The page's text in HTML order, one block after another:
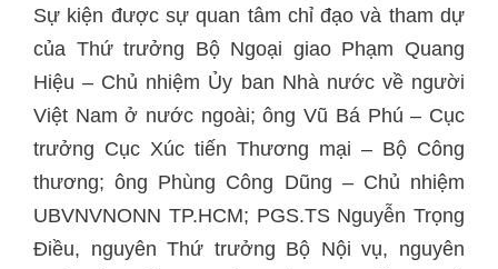
Sự kiện được sự quan tâm chỉ đạo và tham dự
của Thứ trưởng Bộ Ngoại giao Phạm Quang
Hiệu – Chủ nhiệm Ủy ban Nhà nước về người
Việt Nam ở nước ngoài; ông Vũ Bá Phú – Cục
trưởng Cục Xúc tiến Thương mại – Bộ Công
thương; ông Phùng Công Dũng – Chủ nhiệm
UBVNVNONN TP.HCM; PGS.TS Nguyễn Trọng
Điều, nguyên Thứ trưởng Bộ Nội vụ, nguyên